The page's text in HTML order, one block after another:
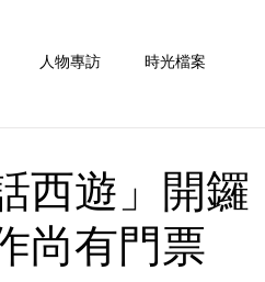
人物專訪 時光檔案
西遊」開鑼
尚有門票